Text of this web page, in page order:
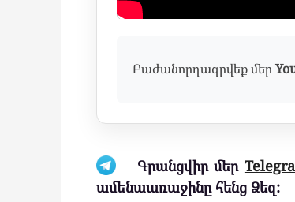
Բաժանորդագրվեք մեր
Գրանցվիր մեր
ամենաառաջինը հենց Ձեզ: